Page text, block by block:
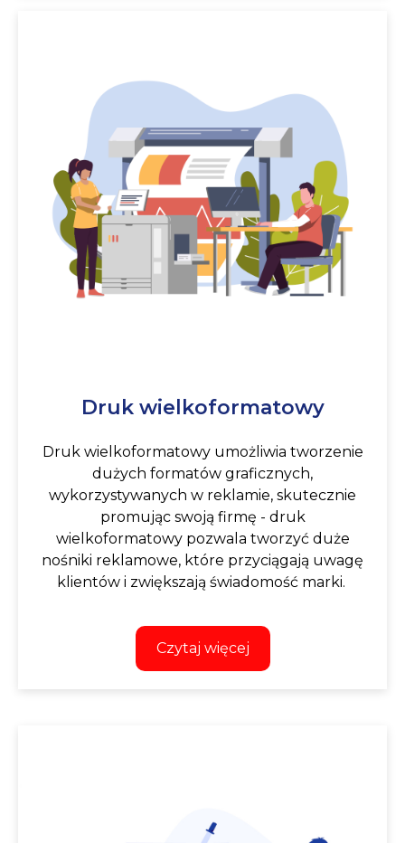
Druk wielkoformatowy
Druk wielkoformatowy umożliwia tworzenie
dużych formatów graficznych,
wykorzystywanych w reklamie, skutecznie
promując swoją firmę - druk
wielkoformatowy pozwala tworzyć duże
nośniki reklamowe, które przyciągają uwagę
klientów i zwiększają świadomość marki.
Czytaj więcej